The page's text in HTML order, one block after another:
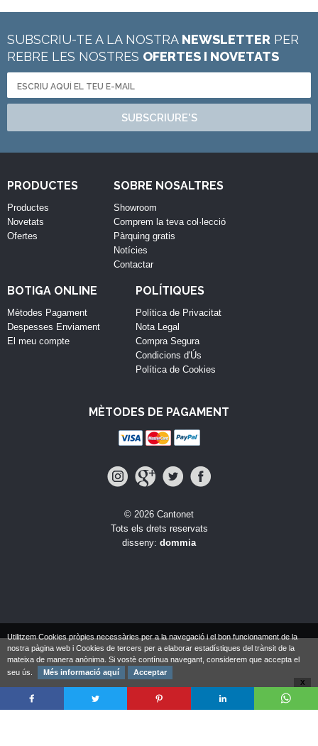
SUBSCRIU-TE A LA NOSTRA NEWSLETTER PER
REBRE LES NOSTRES OFERTES I NOVETATS
SUBSCRIURE'S
PRODUCTES
Productes
Novetats
Ofertes
SOBRE NOSALTRES
Showroom
Comprem la teva col·lecció
Pàrquing gratis
Notícies
Contactar
BOTIGA ONLINE
Mètodes Pagament
Despesses Enviament
El meu compte
POLÍTIQUES
Política de Privacitat
Nota Legal
Compra Segura
Condicions d'Ús
Política de Cookies
MÈTODES DE PAGAMENT
© 2026 Cantonet
Tots els drets reservats
disseny: dommia
Utilitzem Cookies pròpies necessàries per a la navegació i el bon funcionament de la
nostra pàgina web i Cookies de tercers per a elaborar estadístiques del trànsit de la
mateixa de manera anònima. Si vostè contínua navegant, considerem que accepta el
seu ús.
Més informació aquí Acceptar
X